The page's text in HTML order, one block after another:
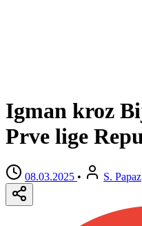
Igman kroz
Prve lige
08.03.2025 • S. Papaz